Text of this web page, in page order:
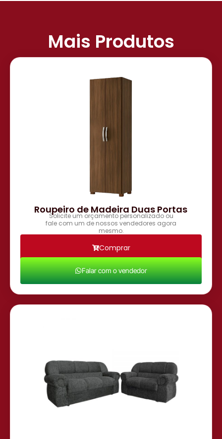
Mais Produtos
Roupeiro de Madeira Duas Portas
Solicite um orçamento personalizado ou
fale com um de nossos vendedores agora
mesmo.
Comprar
Falar com o vendedor